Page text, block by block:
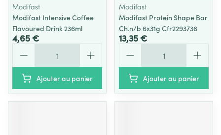
Modifast
Modifast Intensive Coffee
Flavoured Drink 236ml
4,65 €
Ajouter au panier
Modifast
Modifast Protein Shape Bar
Ch.n/b 6x31g Cfr2293736
13,35 €
Ajouter au panier